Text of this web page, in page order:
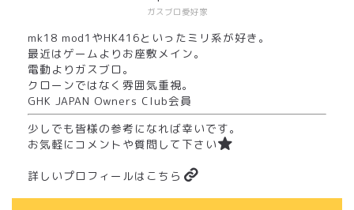
ガスブロ愛好家
mk18 mod1やHK416といったミリ系が好き。
最近はゲームよりお座敷メイン。
電動よりガスブロ。
クローンではなく雰囲気重視。
GHK JAPAN Owners Club会員
少しでも皆様の参考になれば幸いです。
お気軽にコメントや質問して下さい
詳しいプロフィールはこちら